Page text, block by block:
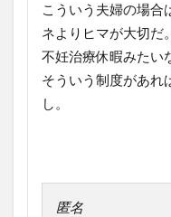
こういう夫婦の場合
ネよりヒマが大切だ。
不妊治療休暇みたい
そういう制度があれ
し。
匿名